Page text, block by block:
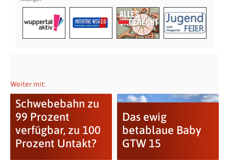
Weiter mit:
Schwebebahn zu
99 Prozent
verfügbar, zu 100
Prozent Untakt?
Das ewig
betablaue Baby
GTW 15